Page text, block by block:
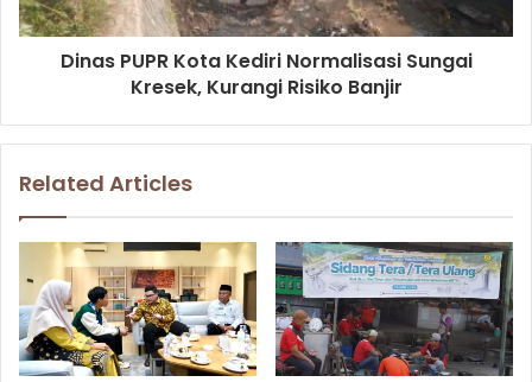
Dinas PUPR Kota Kediri Normalisasi Sungai
Kresek, Kurangi Risiko Banjir
Related Articles